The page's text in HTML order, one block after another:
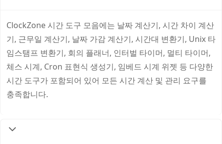
ClockZone 시간 도구 모음에는 날짜 계산기, 시간 차이 계산
기, 근무일 계산기, 날짜 가감 계산기, 시간대 변환기, Unix 타
임스탬프 변환기, 회의 플래너, 인터벌 타이머, 멀티 타이머,
체스 시계, Cron 표현식 생성기, 임베드 시계 위젯 등 다양한
시간 도구가 포함되어 있어 모든 시간 계산 및 관리 요구를
충족합니다.